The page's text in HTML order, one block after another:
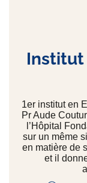
Institut
1er institut en
Pr Aude
l’Hôpital
sur un même
en matière de
et il